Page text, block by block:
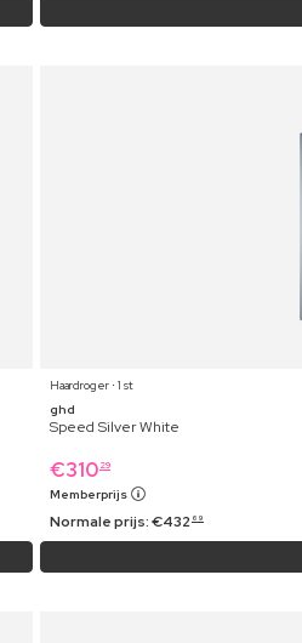
Haardroger ⋅ 1 st
ghd
Speed Silver White
€310 29
Memberprijs
Normale prijs:€432 69